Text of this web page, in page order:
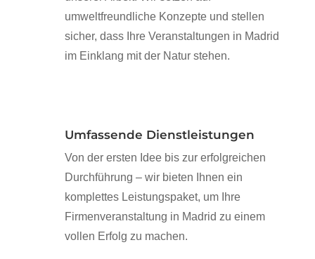
umweltfreundliche Konzepte und stellen
sicher, dass Ihre Veranstaltungen in Madrid
im Einklang mit der Natur stehen.
Umfassende Dienstleistungen
Von der ersten Idee bis zur erfolgreichen
Durchführung – wir bieten Ihnen ein
komplettes Leistungspaket, um Ihre
Firmenveranstaltung in Madrid zu einem
vollen Erfolg zu machen.